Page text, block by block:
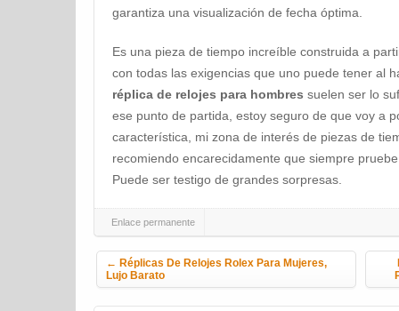
garantiza una visualización de fecha óptima.
Es una pieza de tiempo increíble construida a
con todas las exigencias que uno puede tener al
réplica de relojes para hombres suelen ser lo
ese punto de partida, estoy seguro de que voy a
característica, mi zona de interés de piezas de
recomiendo encarecidamente que siempre
Puede ser testigo de grandes sorpresas.
Enlace permanente
Navegación de la entrada
← Réplicas De Relojes Rolex Para Mujeres,
Lujo Barato